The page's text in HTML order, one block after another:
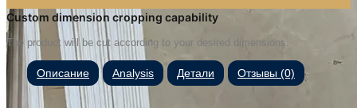
Custom dimension cropping capability
The product will be cut according to your desired dimensions.
Описание Analysis Детали Отзывы (0)